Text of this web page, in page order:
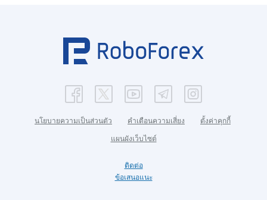
นโยบายความเป็นส่วนตัว คำเตือนความเสี่ยง ตั้งค่าคุกกี้
แผนผังเว็บไซต์
ติดต่อ
ข้อเสนอแนะ